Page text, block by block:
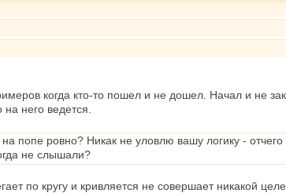
когда кто-то пошел и не дошел. Начал и не
него ведется.
попе ровно? Никак не уловлю вашу логику -
не слышали?
по кругу и кривляется не совершает никакой